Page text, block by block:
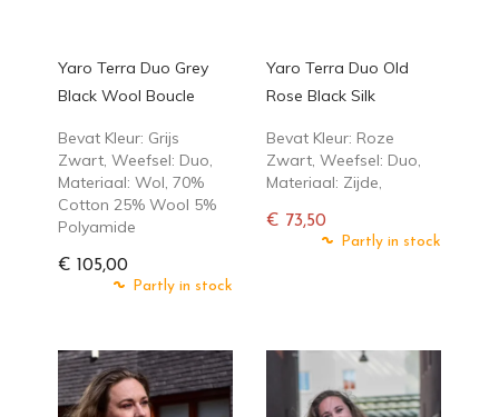
Yaro Terra Duo Grey
Black Wool Boucle
Bevat Kleur: Grijs
Zwart, Weefsel: Duo,
Materiaal: Wol, 70%
Cotton 25% Wool 5%
Polyamide
€ 105,00
Partly in stock
Yaro Terra Duo Old
Rose Black Silk
Bevat Kleur: Roze
Zwart, Weefsel: Duo,
Materiaal: Zijde,
€ 73,50
Normale Partly in stock